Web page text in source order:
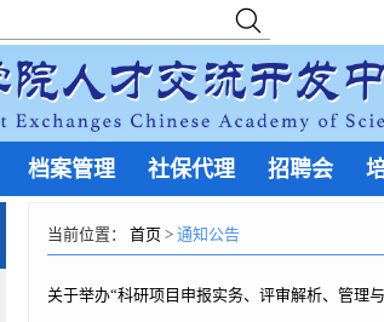
档案管理 社保代理 招聘会
当前位置： 首页 > 通知公告
关于举办“科研项目申报实务、评审解析、管理